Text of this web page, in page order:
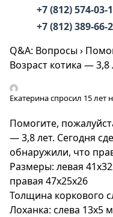
+7 (812) 574-03-
+7 (812) 389-66-
Q&A: Вопросы›
Возраст котика — 3,8
Екатеринаспросил 15 лет
Помогите,
— 3,8 лет. Сегодня
обнаружили, что
Размеры: левая
правая 47х25х26
Толщина коркового
Лоханка: слева 13х5